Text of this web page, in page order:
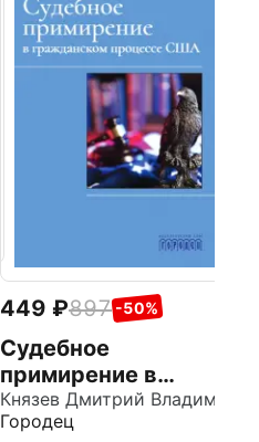
449 897 -50%
Судебное
примирение в
гражданском
процессе США.
Городец